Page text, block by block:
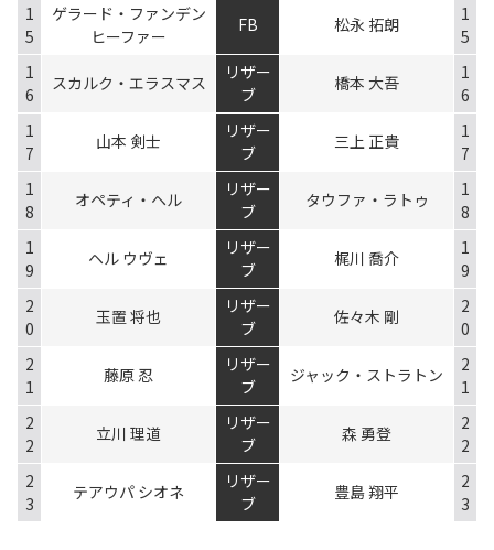
1
5
ゲラード・ファンデン
ヒーファー
FB 松永 拓朗
1
5
1
6
スカルク・エラスマス
リザー
ブ
橋本 大吾
1
6
1
7
山本 剣士
リザー
ブ
三上 正貴
1
7
1
8
オペティ・ヘル
リザー
ブ
タウファ・ラトゥ
1
8
1
9
ヘル ウヴェ
リザー
ブ
梶川 喬介
1
9
2
0
玉置 将也
リザー
ブ
佐々木 剛
2
0
2
1
藤原 忍
リザー
ブ
ジャック・ストラトン
2
1
2
2
立川 理道
リザー
ブ
森 勇登
2
2
2
3
テアウパ シオネ
リザー
ブ
豊島 翔平
2
3